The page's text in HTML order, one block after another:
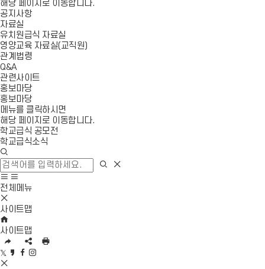
해당 페이지로 이동합니다.
공지사항
자료실
유치원급식 자료실
영양교육 자료실(교직원)
관계법령
Q&A
관련사이트
홍보마당
홍보마당
메뉴를 클릭하시면
해당 페이지로 이동합니다.
학교급식 공모전
학교급식소식
검
색
창
열
기
검 검
사
이
트
맵
이
동
모
바
메
열
기
전체메뉴
모
바
일
메
뉴
닫
기
사이트맵
H
O
M
E
사이트맵
R
S
N
인
트
위
카 페 인
S